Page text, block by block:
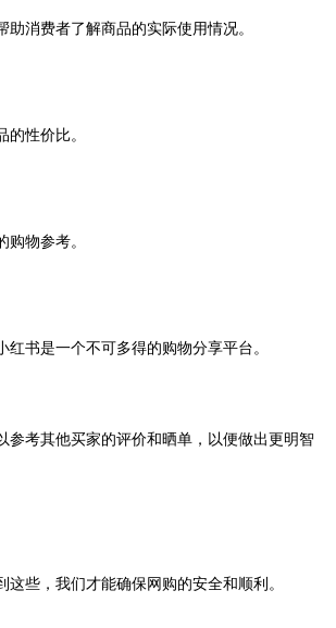
消费者了解商品的实际使用情况。
性价比。
物参考。
书是一个不可多得的购物分享平台。
考其他买家的评价和晒单，以便做出更明智
些，我们才能确保网购的安全和顺利。